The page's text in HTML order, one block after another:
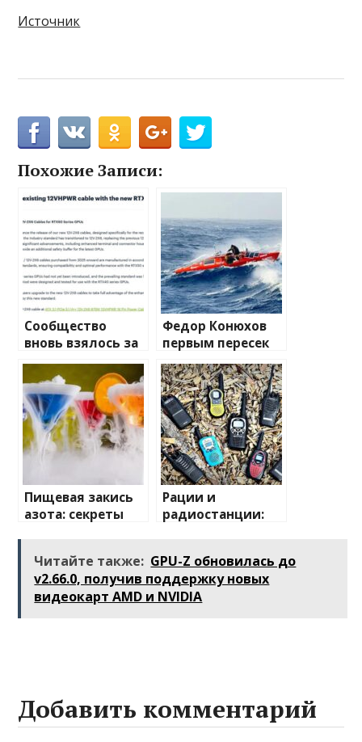
Источник
Похожие Записи:
Сообщество
вновь взялось за
изучение случаев
плавления
разъема 12V-2×6
Федор Конюхов
первым пересек
Южную
Атлантику на
весельной лодке
Пищевая закись
азота: секреты
Рации и
радиостанции:
миру
беспроводной
связи
Читайте также: GPU-Z обновилась до
v2.66.0, получив поддержку новых
видеокарт AMD и NVIDIA
Добавить комментарий